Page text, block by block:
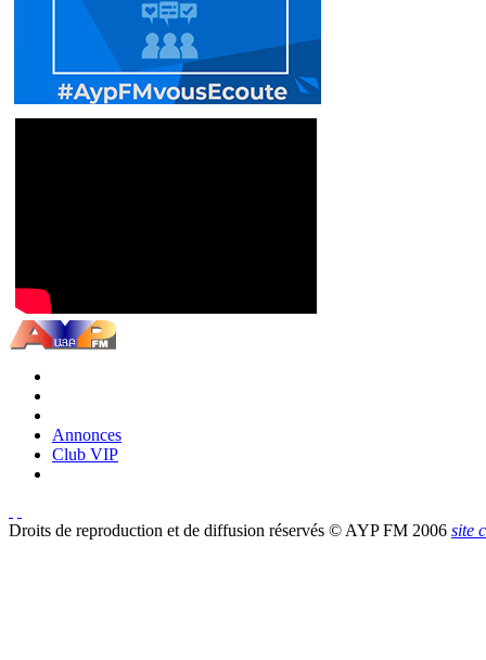
Annonces
Club VIP
Droits de reproduction et de diffusion réservés © AYP FM 2006 site